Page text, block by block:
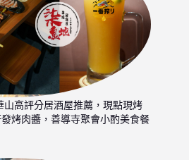
山高評分居酒屋推薦，現點現烤
烤肉醬，善導寺聚會小酌美食餐